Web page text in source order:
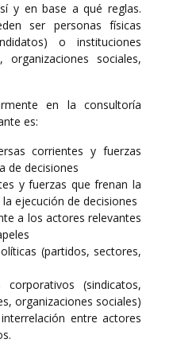
y en base a qué reglas.
ser personas físicas
o instituciones
sociales,
en la consultoría
es:
corrientes y fuerzas
de decisiones
y fuerzas que frenan la
ejecución de decisiones
a los actores relevantes
(partidos, sectores,
(sindicatos,
organizaciones sociales)
entre actores